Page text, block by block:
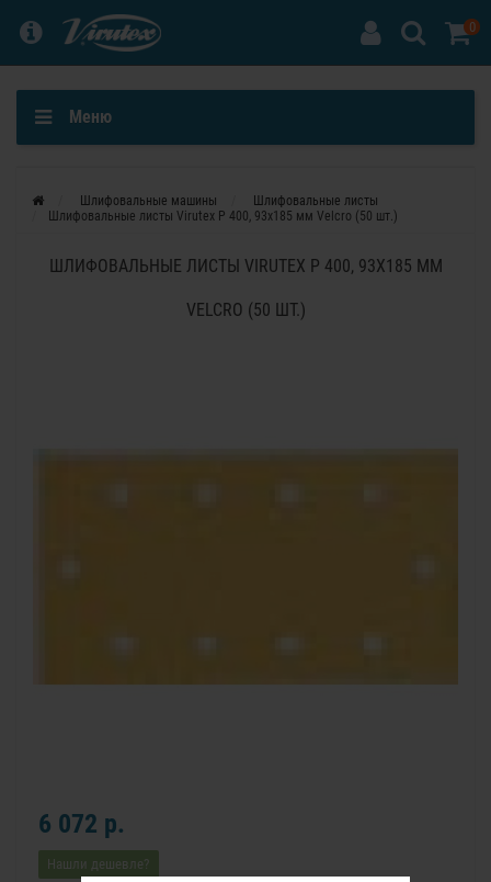
0
Меню
Шлифовальные машины
Шлифовальные листы
Шлифовальные листы Virutex P 400, 93x185 мм Velcro (50 шт.)
ШЛИФОВАЛЬНЫЕ ЛИСТЫ VIRUTEX P 400, 93X185 ММ
VELCRO (50 ШТ.)
6 072 р.
Нашли дешевле?